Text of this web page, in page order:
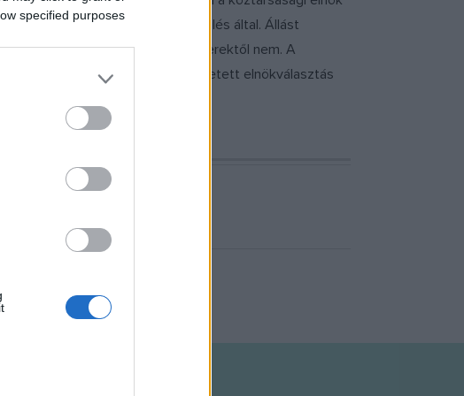
specified purposes
tv. alapján, vagyis az országgyűlés által. Állást
vonható meg, a miniszterektől nem. A
MDF kapta. Mindkét párt a közvetett elnökválasztás